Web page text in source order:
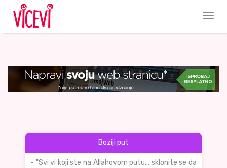
Boziji put
- "Svi vi koji ste na Allahovom putu... sklonite se da